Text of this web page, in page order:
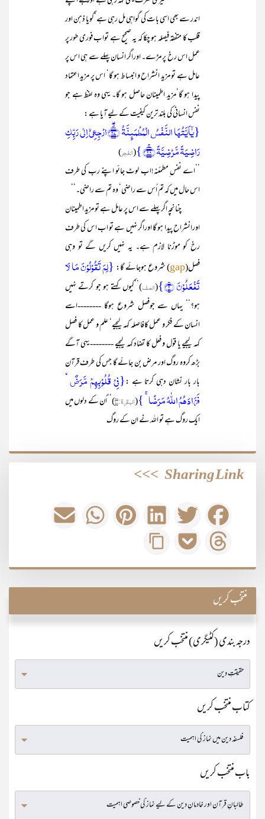
اندر سے بھی اسی بات کی گواہی مل رہی ہے‘گویا ذہن اور
قلب کا متفقہ فیصلہ ہو چکا کہ یہ صحیح ہے تواب فوری طور پر
عمل اس رخ پر مڑے۔ اوراگر انسان پہلے سے ہی اس پر
عامل ہے تو مزید انشراح و انبساط ہو گا‘ اس پر مزید اعتماد
پیدا ہو گا‘مزید اطمینان حاصل ہو گا۔ یہی وہ لفظ ہے جو
نفس انسانی کی بلند ترین کیفیت کے لیے آیا ہے :
{یٰۤاَیَّتُہَا النَّفۡسُ الۡمُطۡمَئِنَّۃُ ﴿٭ۖ۲۷﴾ارۡجِعِیۡۤ اِلٰی رَبِّکِ
رَاضِیَۃً مَّرۡضِیَّۃً ﴿ۚ۲۸﴾ }
(الفجر)
’’اے نفس ِمطمئنہ!اب لوٹ جائو اپنے رب کی طرف
اس حال میں کہ تم اُس سے راضی‘ وہ تم سے راضی۔‘‘
چنانچہ اگر پہلے سے اس پر عامل ہے تو مزید اطمینان
اورانشراح پیدا ہو گا اوراگر نہیں ہے تو اب اس کی طرف
رخ کو موڑنا لازم ہے۔ یہ نہیں کریں گے تو وہی
فصل(gap) شروع ہوجائے گا: {لِمَ تَقُوۡلُوۡنَ مَا لَا
تَفۡعَلُوۡنَ ﴿۲﴾}
(الصف)’’کیوں کہتے ہو جو کرتے نہیں
ہو؟‘‘ یہاں سے جوفصل شروع ہوگا --------اسے
انسان کے فکر و عمل کافاصلہ کہہ لیجیے‘ علم و عمل کا فصل
کہہ لیجیے یا قول و فعل کا تضاد کہہ لیجیے -------- یہی آگے
بڑھ کروہ روگ اور مرض بن جائے گا جس کی طرف قرآن
بار بار نشان دہی کرتا ہے :{فِیۡ قُلُوۡبِہِمۡ مَّرَضٌ ۙ
فَزَادَہُمُ اللّٰہُ مَرَضًا ۚ }(البقرۃ:۱۰ )’’اُن کے دلوں میں
ایک روگ ہے تو اللہ نے ان کے روگ
Sharing Link
>>>
منتخب کریں
درجہ بندی (کٹیگری) منتخب کریں
کتاب منتخب کریں
باب منتخب کریں